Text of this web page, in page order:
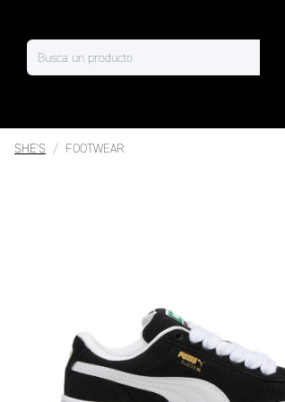
SHE'S FOOTWEAR